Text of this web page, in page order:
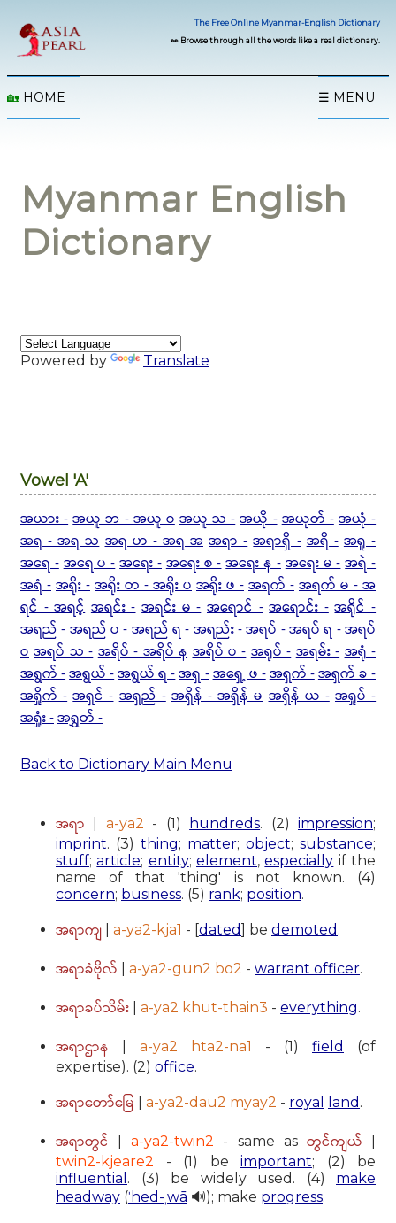
The Free Online Myanmar-English Dictionary
👀 Browse through all the words like a real dictionary.
🏡 HOME ☰ MENU
Myanmar English
Dictionary
Powered by Translate
Vowel 'A'
အယား - အယူ ဘ - အယူ ဝ အယူ သ - အယို - အယုတ် - အယုံ -
အရ - အရ သ အရ ဟ - အရ အ အရာ - အရာရှိ - အရိ - အရူ -
အရေ -အရေ ပ -အရေး -အရေး စ -အရေး န -အရေး မ -အရဲ -
အရံ - အရိုး - အရိုး တ - အရိုး ပ အရိုး ဖ - အရက် - အရက် မ -အ
ရင် - အရင့် အရင်း - အရင်း မ - အရောင် - အရောင်း - အရိုင် -
အရည် -အရည် ပ -အရည် ရ -အရည်း -အရပ် -အရပ် ရ - အရပ်
ဝ အရပ် သ - အရိပ် - အရိပ် န အရိပ် ပ - အရုပ် - အရမ်း - အရုံ -
အရွက် -အရွယ် -အရွယ် ရ -အရှ -အရှေ့ ဖ -အရှက် -အရှက် ခ -
အရှိုက် - အရှင် - အရှည် - အရှိန် - အရှိန် မ အရှိန် ယ - အရှုပ် -
အရှုံး -အရွှတ် -
Back to Dictionary Main Menu
အရာ a-ya2 - (1) hundreds. (2)impression;
imprint. (3) thing; matter; object; substance;
stuff;article; entity;element,especially if the
name of that 'thing' is not known. (4)
concern; business. (5) rank; position.
အရာကျ a-ya2-kja1 - [dated] be demoted .
အရာခံဗိုလ် a-ya2-gun2 bo2 - warrant officer.
အရာခပ်သိမ်း a-ya2 khut-thain3 - everything.
အရာဌာန a-ya2 hta2-na1 - (1) field
(of
expertise). (2) office.
အရာတော်မြေ a-ya2-dau2 myay2 - royal land .
အရာတွင် |a-ya2-twin2 - same as တွင်ကျယ်
twin2-kjeare2
- (1) be important; (2) be
influential . (3) be widely used. (4) make
headway (ˈhed-ˌwā 🔊); make progress.